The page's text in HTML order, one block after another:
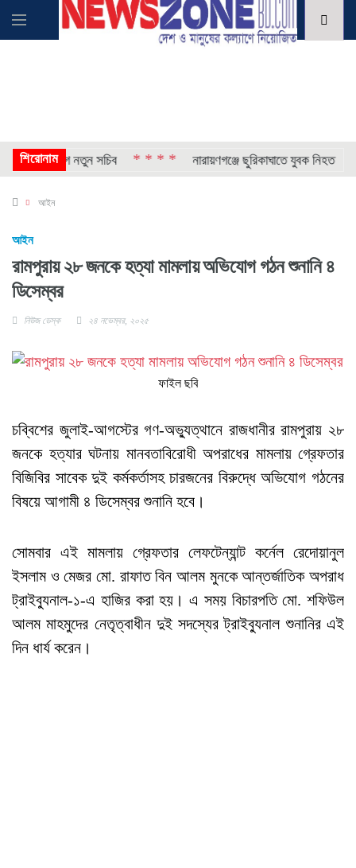
শিরোনাম
এক বিভাগে নতুন সচিব * * * * নারায়ণগঞ্জে ছুরিকাঘাতে যুবক নিহত * *
আইন
আইন
রামপুরায় ২৮ জনকে হত্যা মামলায় অভিযোগ গঠন শুনানি ৪
ডিসেম্বর
নিউজ ডেস্ক ২৪ নভেম্বর, ২০২৫
ফাইল ছবি
চব্বিশের জুলাই-আগস্টের গণ-অভ্যুত্থানে রাজধানীর রামপুরায় ২৮
জনকে হত্যার ঘটনায় মানবতাবিরোধী অপরাধের মামলায় গ্রেফতার
বিজিবির সাবেক দুই কর্মকর্তাসহ চারজনের বিরুদ্ধে অভিযোগ গঠনের
বিষয়ে আগামী ৪ ডিসেম্বর শুনানি হবে।
সোমবার এই মামলায় গ্রেফতার লেফটেন্যান্ট কর্নেল রেদোয়ানুল
ইসলাম ও মেজর মো. রাফাত বিন আলম মুনকে আন্তর্জাতিক অপরাধ
ট্রাইব্যুনাল-১-এ হাজির করা হয়। এ সময় বিচারপতি মো. শফিউল
আলম মাহমুদের নেতৃত্বাধীন দুই সদস্যের ট্রাইব্যুনাল শুনানির এই
দিন ধার্য করেন।